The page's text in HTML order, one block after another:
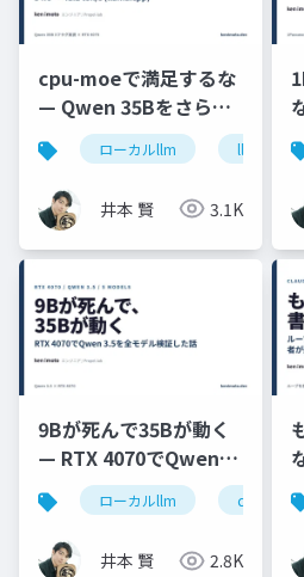
cpu-moeで満足するな
— Qwen 35Bをさらに
速くする3フラグ実測
(RTX 4070)
ローカルllm llama.cpp
井本 賢 3.1K
9Bが死んで35Bが動く
— RTX 4070でQwen
3.5を全モデル検証
ローカルllm qwen
井本 賢 2.8K